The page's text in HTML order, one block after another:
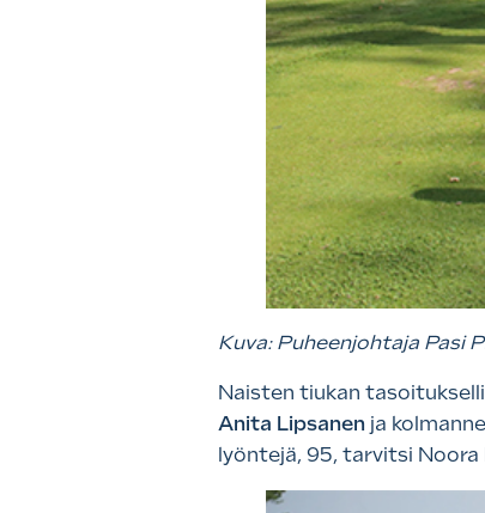
Kuva: Puheenjohtaja Pasi
Naisten tiukan
Anita Lipsanen ja
lyöntejä, 95, tarvitsi Noora